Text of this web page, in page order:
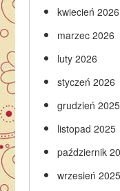
kwiecień 2026
marzec 2026
luty 2026
styczeń 2026
grudzień 2025
listopad 2025
październik
wrzesień 2025